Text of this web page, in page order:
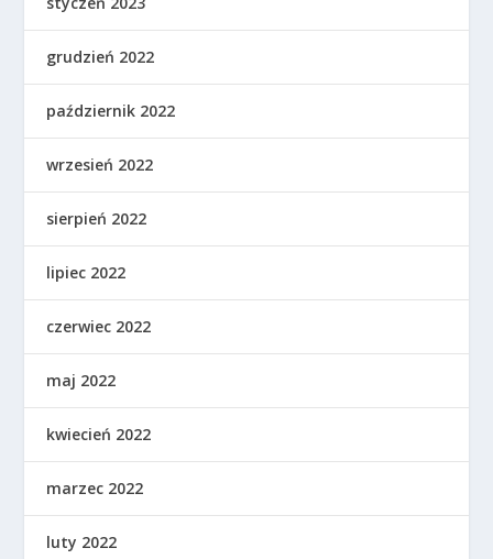
grudzień 2022
październik 2022
wrzesień 2022
sierpień 2022
lipiec 2022
czerwiec 2022
maj 2022
kwiecień 2022
marzec 2022
luty 2022